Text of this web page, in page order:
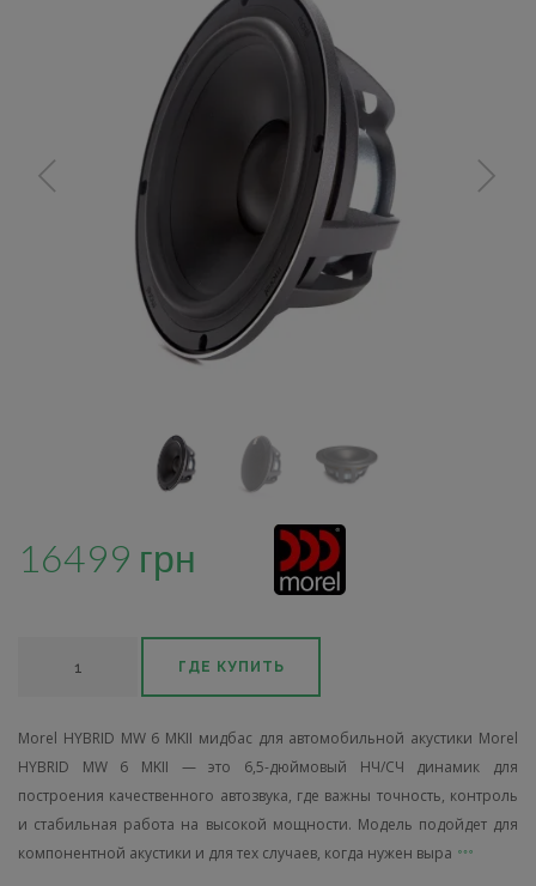
16499 грн
ГДЕ КУПИТЬ
Morel HYBRID MW 6 MKII мидбас для автомобильной акустики Morel
HYBRID MW 6 MKII — это 6,5-дюймовый НЧ/СЧ динамик для
построения качественного автозвука, где важны точность, контроль
и стабильная работа на высокой мощности. Модель подойдет для
компонентной акустики и для тех случаев, когда нужен выра